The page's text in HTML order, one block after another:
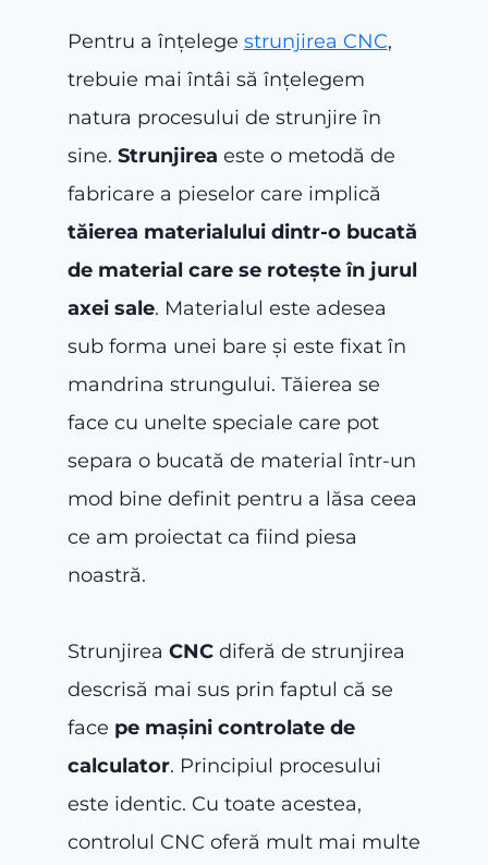
Pentru a înțelege strunjirea CNC,
trebuie mai întâi să înțelegem
natura procesului de strunjire în
sine. Strunjirea este o metodă de
fabricare a pieselor care implică
tăierea materialului dintr-o bucată
de material care se rotește în jurul
axei sale. Materialul este adesea
sub forma unei bare și este fixat în
mandrina strungului. Tăierea se
face cu unelte speciale care pot
separa o bucată de material într-un
mod bine definit pentru a lăsa ceea
ce am proiectat ca fiind piesa
noastră.
Strunjirea CNC diferă de strunjirea
descrisă mai sus prin faptul că se
face pe mașini controlate de
calculator. Principiul procesului
este identic. Cu toate acestea,
controlul CNC oferă mult mai multe